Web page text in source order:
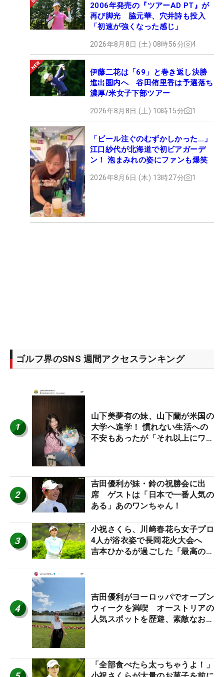
2006年発売の『ツアーAD PT』が
再び脚光 脇元華、穴井詩も投入
「初速が強くなった感じ」
2026年8月8日 (土) 08時56分 4
伊藤二花は「69」と巻き返し決勝
進出圏内へ 谷田侑里香は予選落ち
濃厚/米女子下部ツアー
2026年8月8日 (土) 10時15分 1
「ビール注ぐのむずかしかった…」
江口紗代が北海道で初ビアガーデ
ン！ 泡まみれの姿にファンも爆笑
2026年8月6日 (木) 13時27分 1
ゴルフ界のSNS 週間アクセスランキング
1
山下美夢有の妹、山下蘭が米国の
大学へ進学！ 慣れない生活への
不安もあったが「それ以上にワク
2
吉田優利が妹・鈴の祝勝会に出
席 ゲストは「日本で一番人気の
ある」あのワンちゃん！
3
小祝さくら、川﨑春花ら女子プロ
4人が浴衣姿で長岡花火大会へ
吉本ひかるが過ごした「最高の夏
4
吉田優利がヨーロッパでオープン
ウィークを満喫 オーストリアの
人気スポットを歴遊、素敵なお土
「全部食べたら太っちゃうよ！」